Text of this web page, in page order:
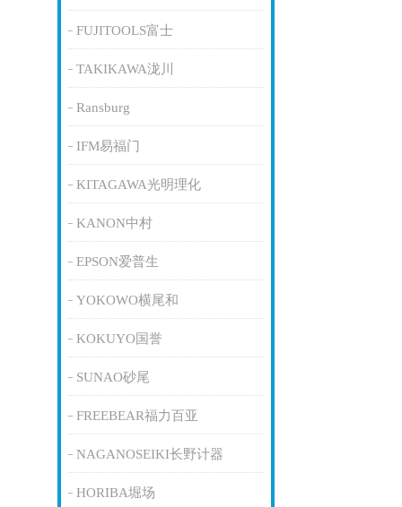
FUJITOOLS富士
TAKIKAWA泷川
Ransburg
IFM易福门
KITAGAWA光明理化
KANON中村
EPSON爱普生
YOKOWO横尾和
KOKUYO国誉
SUNAO砂尾
FREEBEAR福力百亚
NAGANOSEIKI长野计器
HORIBA堀场